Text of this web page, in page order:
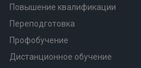
Повышение квалификации
Переподготовка
Профобучение
Дистанционное обучение